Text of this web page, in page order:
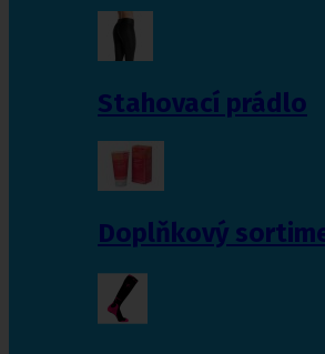
Stahovací prádlo
Doplňkový